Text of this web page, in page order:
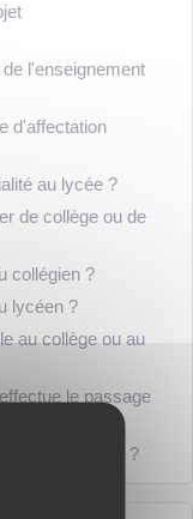
l'enseignement
d'affectation
au lycée ?
de collège ou de
collégien ?
lycéen ?
au collège ou au
le passage
en bénéficier ?